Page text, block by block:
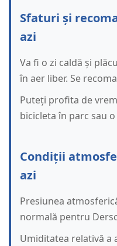
Sfaturi și
azi
Va fi o zi caldă și
în aer liber. Se
Puteți profita de
bicicleta în parc sau
Condiții
azi
Presiunea
normală pentru
Umiditatea relativă a